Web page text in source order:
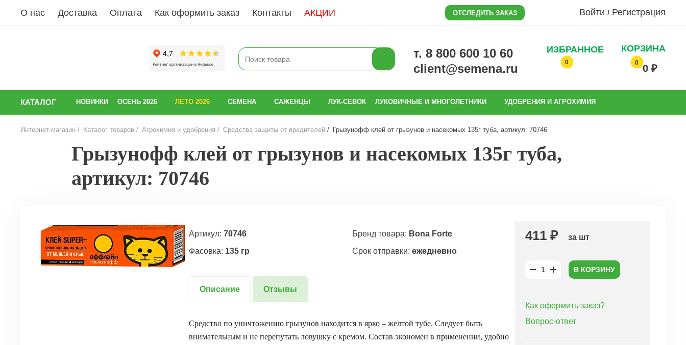
О нас Доставка Оплата Как оформить заказ Контакты АКЦИИ ОТСЛЕДИТЬ ЗАКАЗ Войти / Регистрация
т. 8 800 600 10 60
client@semena.ru
ИЗБРАННОЕ
0
КОРЗИНА
0
0 ₽
КАТАЛОГ НОВИНКИ ОСЕНЬ 2026 ЛЕТО 2026 СЕМЕНА САЖЕНЦЫ ЛУК-СЕВОК ЛУКОВИЧНЫЕ И МНОГОЛЕТНИКИ УДОБРЕНИЯ И АГРОХИМИЯ
Интернет-магазин Каталог товаров Агрохимия и удобрения Средства защиты от вредителей Грызунофф клей от грызунов и насекомых 135г туба, артикул: 70746
Грызунофф клей от грызунов и насекомых 135г туба,
артикул: 70746
Артикул: 70746 Бренд товара: Bona Forte
Фасовка: 135 гр Срок отправки: ежедневно
Описание Отзывы
Средство по уничтожению грызунов находится в ярко – желтой тубе. Следует быть
внимательным и не перепутать ловушку с кремом. Состав экономен в применении, удобно
411 ₽ за шт
В КОРЗИНУ
Как оформить заказ?
Вопрос-ответ